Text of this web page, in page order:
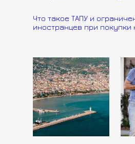
Что такое ТАПУ и
иностранцев при покупки